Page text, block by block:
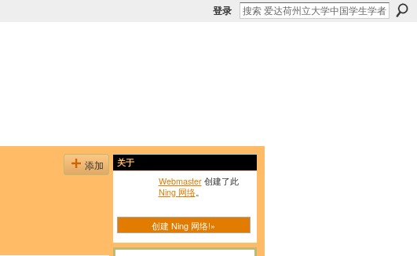
登录
添加 关于
Webmaster创建了此
Ning 网络。
创建 Ning 网络!»